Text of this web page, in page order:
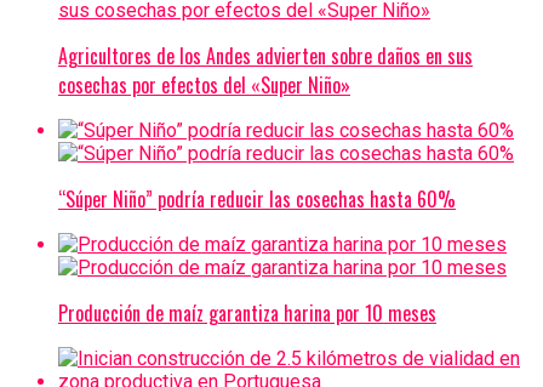
Agricultores de los Andes advierten sobre daños en sus
cosechas por efectos del «Super Niño»
“Súper Niño” podría reducir las cosechas hasta 60%
Producción de maíz garantiza harina por 10 meses